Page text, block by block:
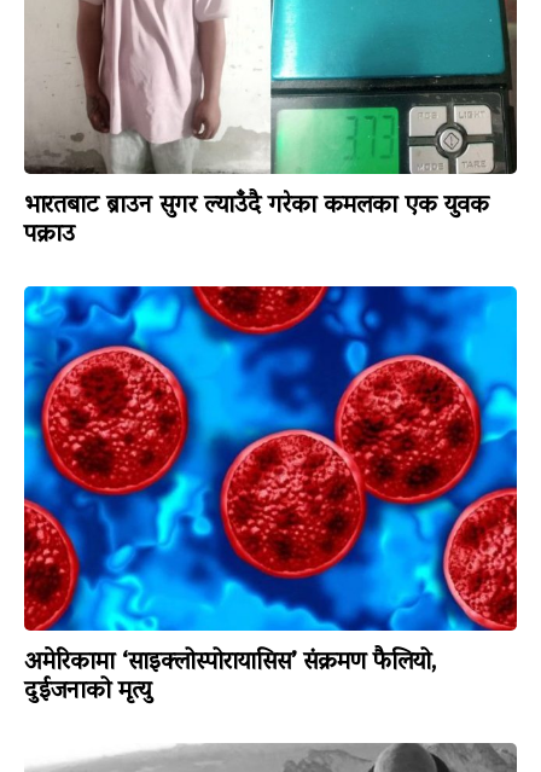
भारतबाट ब्राउन सुगर ल्याउँदै गरेका कमलका एक युवक
पक्राउ
अमेरिकामा ‘साइक्लोस्पोरायासिस’ संक्रमण फैलियो,
दुईजनाको मृत्यु